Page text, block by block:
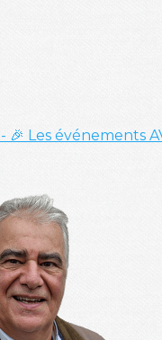
- 🎉 Les événements